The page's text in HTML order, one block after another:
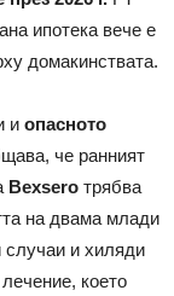
ипотека вече е
домакинствата.
и опасното
че ранният
Bexsero трябва
на двама млади
и хиляди
което